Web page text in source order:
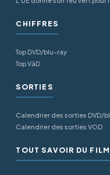
CHIFFRES
Top DVD/blu-ray
Top VàD
SORTIES
Calendrier des sorties DVD/
Calendrier des sorties VOD
TOUT SAVOIR DU